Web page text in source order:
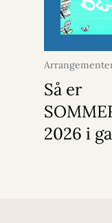
juni 2026
Så er
2026 i